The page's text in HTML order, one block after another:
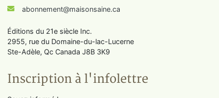
abonnement@maisonsaine.ca
Éditions du 21e siècle Inc.
2955, rue du Domaine-du-lac-Lucerne
Ste-Adèle, Qc Canada J8B 3K9
Inscription à l'infolettre